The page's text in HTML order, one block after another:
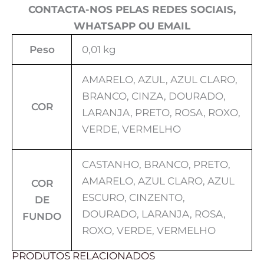
CONTACTA-NOS PELAS REDES SOCIAIS,
WHATSAPP OU EMAIL
Peso
0,01 kg
COR
AMARELO, AZUL, AZUL CLARO,
BRANCO, CINZA, DOURADO,
LARANJA, PRETO, ROSA, ROXO,
VERDE, VERMELHO
COR
DE
FUNDO
CASTANHO, BRANCO, PRETO,
AMARELO, AZUL CLARO, AZUL
ESCURO, CINZENTO,
DOURADO, LARANJA, ROSA,
ROXO, VERDE, VERMELHO
PRODUTOS RELACIONADOS